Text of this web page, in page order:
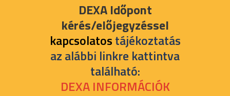
DEXA Időpont
kérés/előjegyzéssel
kapcsolatostájékoztatás
az alábbi linkre kattintva
található:
DEXA INFORMÁCIÓK